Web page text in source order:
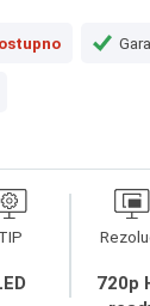
TIP
720p